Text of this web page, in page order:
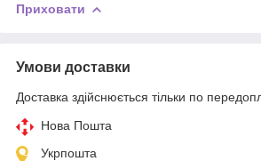
Приховати
Умови доставки
Доставка здійснюється тільки по
Нова Пошта
Укрпошта